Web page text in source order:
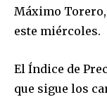
Máximo
este miércoles.
El Índice de
que sigue los